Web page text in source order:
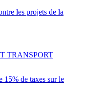
les projets de la
15% de taxes sur le
TRANSPORT